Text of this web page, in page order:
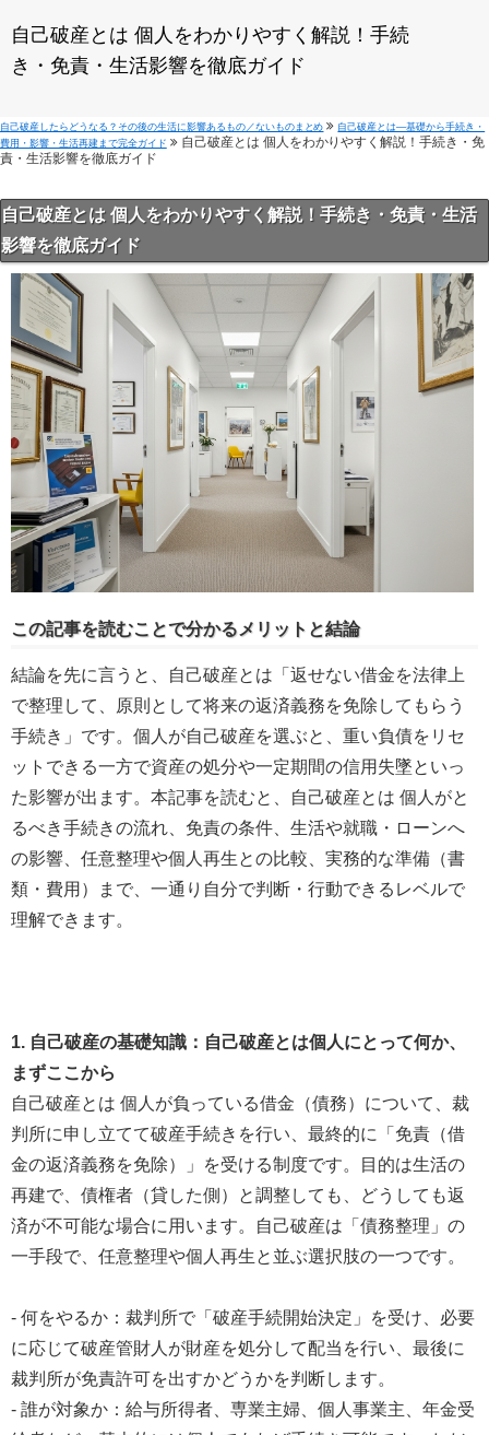
自己破産とは 個人をわかりやすく解説！手続
き・免責・生活影響を徹底ガイド
自己破産したらどうなる？その後の生活に影響あるもの／ないものまとめ
自己破産とは—基礎から手続き・
費用・影響・生活再建まで完全ガイド
自己破産とは 個人をわかりやすく解説！手続き・免
責・生活影響を徹底ガイド
自己破産とは 個人をわかりやすく解説！手続き・免責・生活
影響を徹底ガイド
この記事を読むことで分かるメリットと結論
結論を先に言うと、自己破産とは「返せない借金を法律上
で整理して、原則として将来の返済義務を免除してもらう
手続き」です。個人が自己破産を選ぶと、重い負債をリセ
ットできる一方で資産の処分や一定期間の信用失墜といっ
た影響が出ます。本記事を読むと、自己破産とは 個人がと
るべき手続きの流れ、免責の条件、生活や就職・ローンへ
の影響、任意整理や個人再生との比較、実務的な準備（書
類・費用）まで、一通り自分で判断・行動できるレベルで
理解できます。
1. 自己破産の基礎知識：自己破産とは個人にとって何か、
まずここから
自己破産とは 個人が負っている借金（債務）について、裁
判所に申し立てて破産手続きを行い、最終的に「免責（借
金の返済義務を免除）」を受ける制度です。目的は生活の
再建で、債権者（貸した側）と調整しても、どうしても返
済が不可能な場合に用います。自己破産は「債務整理」の
一手段で、任意整理や個人再生と並ぶ選択肢の一つです。
- 何をやるか：裁判所で「破産手続開始決定」を受け、必要
に応じて破産管財人が財産を処分して配当を行い、最後に
裁判所が免責許可を出すかどうかを判断します。
- 誰が対象か：給与所得者、専業主婦、個人事業主、年金受